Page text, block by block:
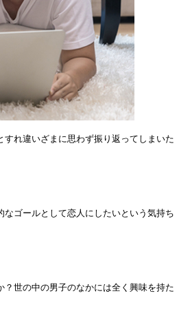
れ違いざまに思わず振り返ってしまいた
ゴールとして恋人にしたいという気持ち
世の中の男子のなかには全く興味を持た